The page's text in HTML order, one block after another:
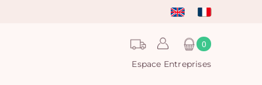
0
Espace Entreprises